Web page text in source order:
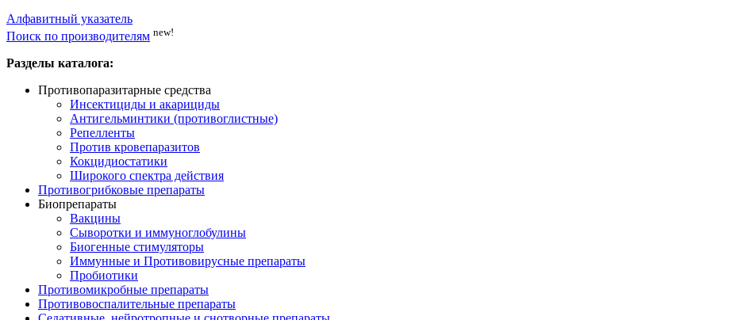
Алфавитный указатель
Поиск по производителям new!
Разделы каталога:
Противопаразитарные средства
Инсектициды и акарициды
Антигельминтики (противоглистные)
Репелленты
Против кровепаразитов
Кокцидиостатики
Широкого спектра действия
Противогрибковые препараты
Биопрепараты
Вакцины
Сыворотки и иммуноглобулины
Биогенные стимуляторы
Иммунные и Противовирусные препараты
Пробиотики
Противомикробные препараты
Противовоспалительные препараты